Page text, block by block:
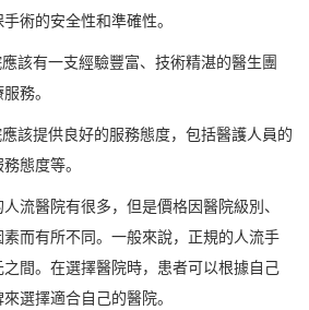
術的安全性和準確性。
該有一支經驗豐富、技術精湛的醫生團
務。
該提供良好的服務態度，包括醫護人員的
態度等。
流醫院有很多，但是價格因醫院級別、
而有所不同。一般來說，正規的人流手
間。在選擇醫院時，患者可以根據自己
選擇適合自己的醫院。